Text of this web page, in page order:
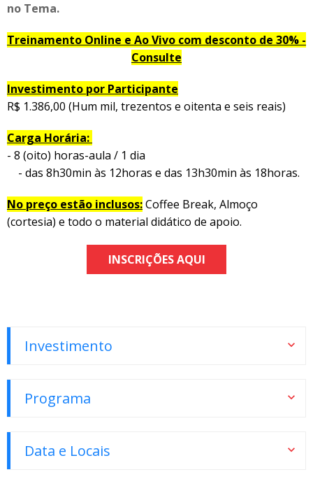
no Tema.
Treinamento Online e Ao Vivo com desconto de 30% -
Consulte
Investimento por Participante
R$ 1.386,00 (Hum mil, trezentos e oitenta e seis reais)
Carga Horária:
- 8 (oito) horas-aula / 1 dia
- das 8h30min às 12horas e das 13h30min às 18horas.
No preço estão inclusos:Coffee Break, Almoço
(cortesia) e todo o material didático de apoio.
INSCRIÇÕES AQUI
Investimento
Programa
Data e Locais